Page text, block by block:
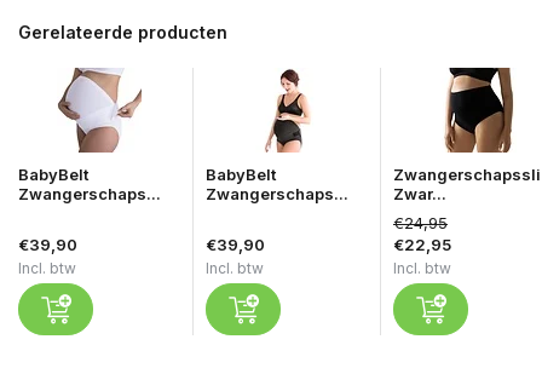
Gerelateerde producten
BabyBelt
Zwangerschaps...
€39,90
Incl. btw
BabyBelt
Zwangerschaps...
€39,90
Incl. btw
Zwar...
€24,95
€22,95
Incl. btw